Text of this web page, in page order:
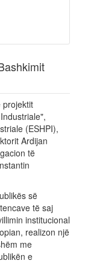
projektit
(ESHPI),
Ardijan
të
së
të saj
institucional
realizon një
me
e